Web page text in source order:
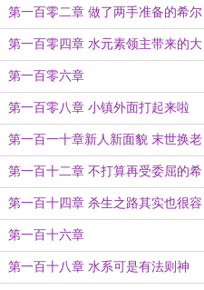
第一百零二章 做了两手准备的希尔
第一百零四章 水元素领主带来的大
雪
第一百零六章
第一百零八章 小镇外面打起来啦
第一百一十章新人新面貌 末世换老
板
第一百十二章 不打算再受委屈的希
尔
第一百十四章 杀生之路其实也很容
易
第一百十六章
第一百十八章 水系可是有法则神